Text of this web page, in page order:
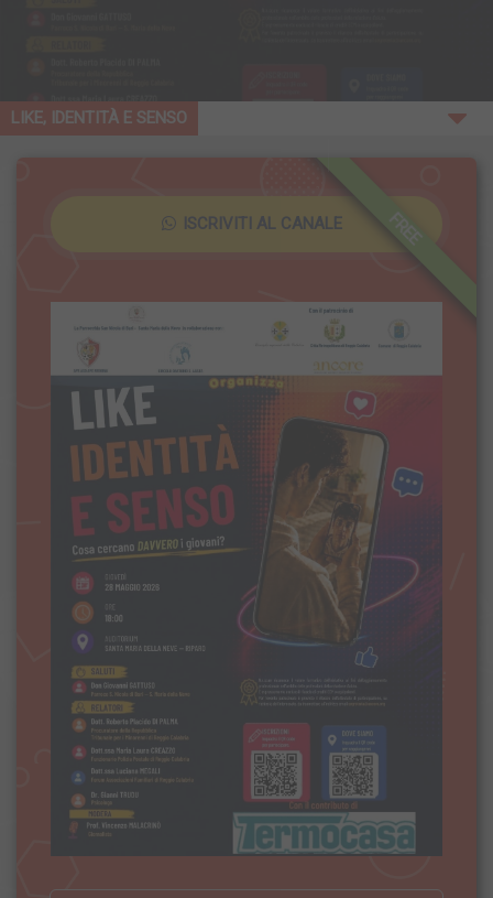
LIKE, IDENTITÀ E SENSO
FREE
ISCRIVITI AL CANALE